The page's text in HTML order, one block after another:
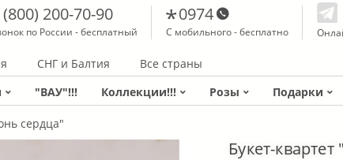
(800) 200-70-90
по России - бесплатный
0974
С мобильного - бесплатно
СНГ и Балтия
Все страны
"ВАУ"!!! Коллекции!!! Розы Подарки
сердца"
Букет-